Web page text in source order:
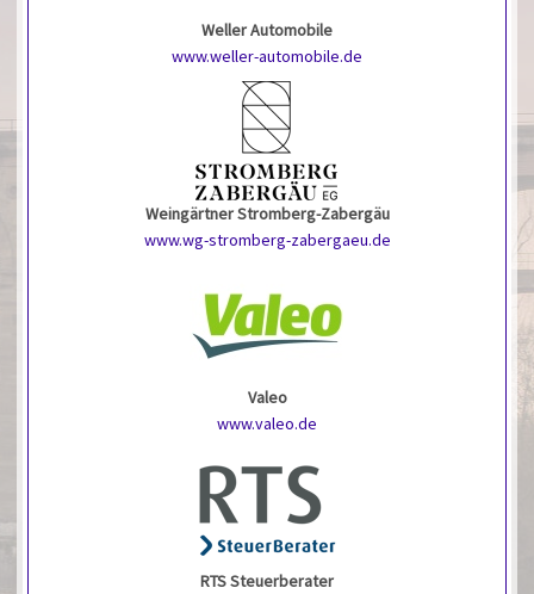
Weller Automobile
www.weller-automobile.de
Weingärtner Stromberg-Zabergäu
www.wg-stromberg-zabergaeu.de
Valeo
www.valeo.de
RTS Steuerberater